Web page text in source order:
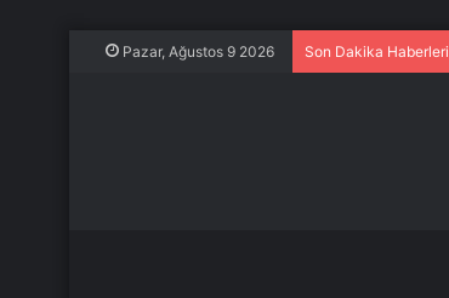
Pazar, Ağustos 9 2026 Son Dakika Haberleri